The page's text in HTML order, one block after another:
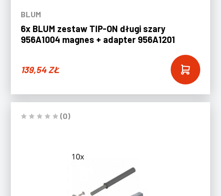
BLUM
6x BLUM zestaw TIP-ON długi szary
956A1004 magnes + adapter 956A1201
139,54ZŁ
(0)